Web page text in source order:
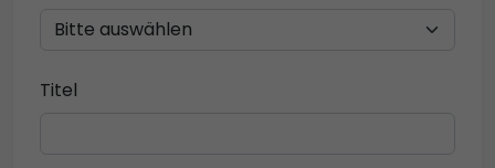
Titel